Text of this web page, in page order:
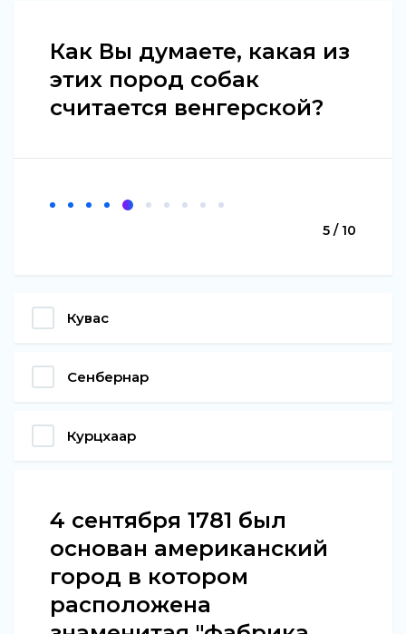
Как Вы думаете, какая из
этих пород собак
считается венгерской?
5 / 10
Кувас
Сенбернар
Курцхаар
4 сентября 1781 был
основан американский
город в котором
расположена